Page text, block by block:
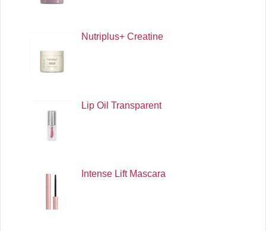
Nutriplus+ Creatine
Lip Oil Transparent
Intense Lift Mascara